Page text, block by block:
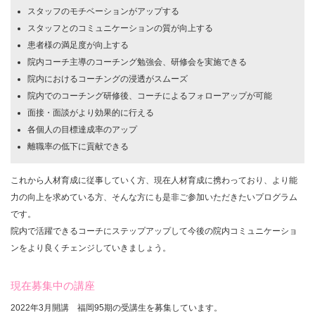
スタッフのモチベーションがアップする
スタッフとのコミュニケーションの質が向上する
患者様の満足度が向上する
院内コーチ主導のコーチング勉強会、研修会を実施できる
院内におけるコーチングの浸透がスムーズ
院内でのコーチング研修後、コーチによるフォローアップが可能
面接・面談がより効果的に行える
各個人の目標達成率のアップ
離職率の低下に貢献できる
これから人材育成に従事していく方、現在人材育成に携わっており、より能
力の向上を求めている方、そんな方にも是非ご参加いただきたいプログラム
です。
院内で活躍できるコーチにステップアップして今後の院内コミュニケーショ
ンをより良くチェンジしていきましょう。
現在募集中の講座
2022年3月開講 福岡95期の受講生を募集しています。